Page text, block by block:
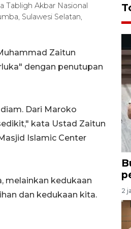
Tabligh Akbar Nasional
Sulawesi Selatan,
Zaitun
dengan penutupan
Dari Maroko
kata Ustad Zaitun
Islamic Center
melainkan kedukaan
dan kedukaan kita.
2